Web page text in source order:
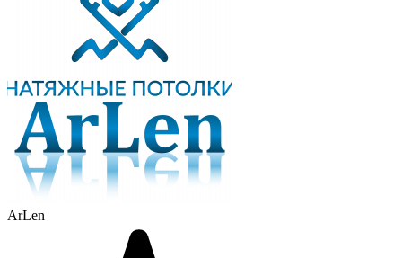
ArLen